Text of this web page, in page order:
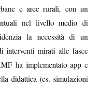
e aree rurali, con un
nel livello medio di
la necessità di un
interventi mirati alle fasce
ha implementato app e
didattica (es. simulazioni